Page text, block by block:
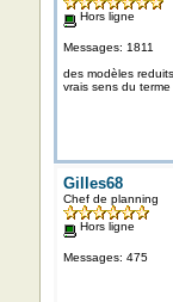
Hors ligne
Messages: 1811
des modèles
vrais sens du terme
Gilles68
Chef de planning
Hors ligne
Messages: 475